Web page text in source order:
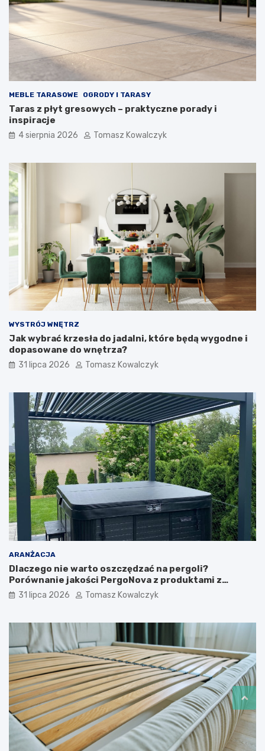
MEBLE TARASOWE OGRODY I TARASY
Taras z płyt gresowych – praktyczne porady i
inspiracje
4 sierpnia 2026 Tomasz Kowalczyk
WYSTRÓJ WNĘTRZ
Jak wybrać krzesła do jadalni, które będą wygodne i
dopasowane do wnętrza?
31 lipca 2026 Tomasz Kowalczyk
ARANŻACJA
Dlaczego nie warto oszczędzać na pergoli?
Porównanie jakości PergoNova z produktami z
marketu
31 lipca 2026 Tomasz Kowalczyk